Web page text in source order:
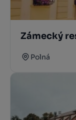
Zámecký
Polná